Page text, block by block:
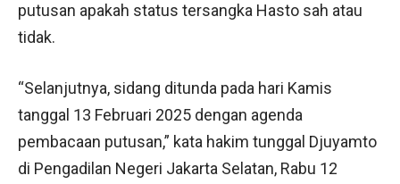
putusan apakah status tersangka Hasto sah atau
tidak.
“Selanjutnya, sidang ditunda pada hari Kamis
tanggal 13 Februari 2025 dengan agenda
pembacaan putusan,” kata hakim tunggal Djuyamto
di Pengadilan Negeri Jakarta Selatan, Rabu 12